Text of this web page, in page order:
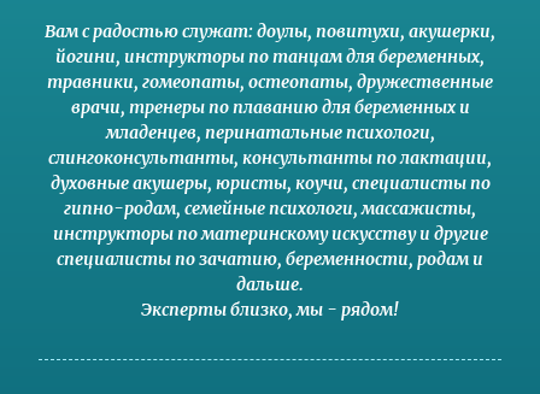
Вам с радостью служат:доулы, повитухи, акушерки,
йогини, инструкторы по танцам для беременных,
травники, гомеопаты, остеопаты, дружественные
врачи, тренеры по плаванию для беременных и
младенцев, перинатальные психологи,
слингоконсультанты, консультанты по лактации,
духовные акушеры, юристы, коучи, специалисты по
гипно-родам, семейные психологи,массажисты,
инструкторы по материнскому искусствуи другие
специалисты по зачатию, беременности, родами
дальше.
Эксперты близко,мы - рядом!